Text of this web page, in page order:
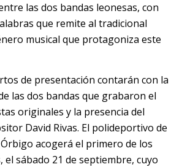
las dos bandas leonesas, con
que remite al tradicional
musical que protagoniza este
de presentación contarán con la
las dos bandas que grabaron el
originales y la presencia del
David Rivas. El polideportivo de
acogerá el primero de los
el sábado 21 de septiembre, cuyo